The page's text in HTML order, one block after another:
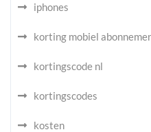
iphones
korting mobiel
kortingscode nl
kortingscodes
kosten